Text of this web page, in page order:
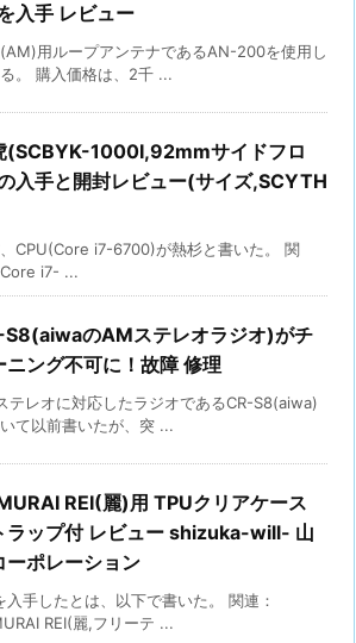
入手 レビュー
用ループアンテナであるAN-200を使用し
。 購入価格は、2千 ...
(SCBYK-1000I,92mmサイドフロ
入手と開封レビュー(サイズ,SCYTH
CPU(Core i7-6700)が熱杉と書いた。 関
i7- ...
S8(aiwaのAMステレオラジオ)がチ
ニング不可に！故障 修理
テレオに対応したラジオであるCR-S8(aiwa)
て以前書いたが、突 ...
REI(麗)用 TPUクリアケース
ラップ付 レビュー shizuka-will- 山
ーポレーション
入手したとは、以下で書いた。 関連：
REI(麗,フリーテ ...